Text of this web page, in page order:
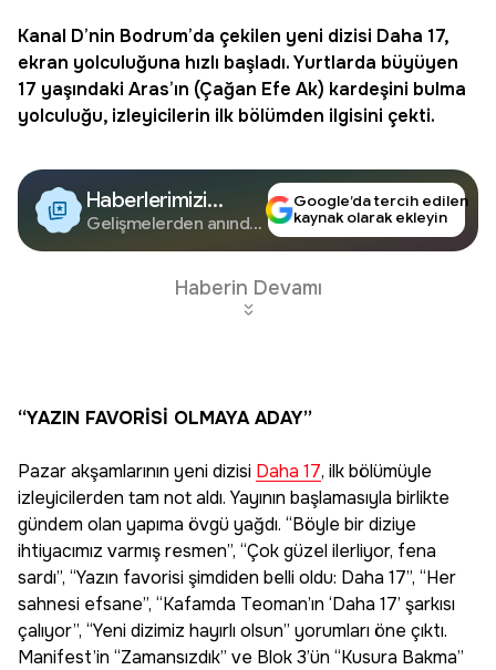
Kanal D’nin Bodrum’da çekilen yeni dizisi Daha 17,
ekran yolculuğuna hızlı başladı. Yurtlarda büyüyen
17 yaşındaki Aras’ın (Çağan Efe Ak) kardeşini bulma
yolculuğu, izleyicilerin ilk bölümden ilgisini çekti.
Haberlerimizi
Google'da Takip
Edin
Gelişmelerden anında
Google’da tercih edilen
kaynak olarak ekleyin
Haberin Devamı
“YAZIN FAVORİSİ OLMAYA ADAY”
Pazar akşamlarının yeni dizisi Daha 17, ilk bölümüyle
izleyicilerden tam not aldı. Yayının başlamasıyla birlikte
gündem olan yapıma övgü yağdı. “Böyle bir diziye
ihtiyacımız varmış resmen”, “Çok güzel ilerliyor, fena
sardı”, “Yazın favorisi şimdiden belli oldu: Daha 17”, “Her
sahnesi efsane”, “Kafamda Teoman’ın ‘Daha 17’ şarkısı
çalıyor”, “Yeni dizimiz hayırlı olsun” yorumları öne çıktı.
Manifest’in “Zamansızdık” ve Blok 3’ün “Kusura Bakma”